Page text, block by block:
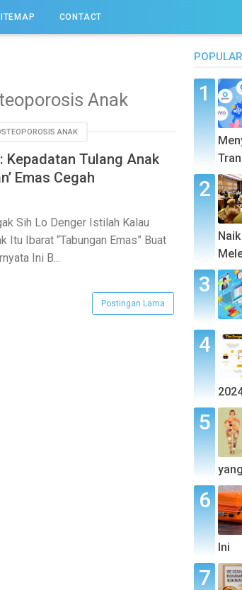
CONTACT
Anak
ANAK
Kepadatan Tulang Anak
Emas Cegah
Sih Lo Denger Istilah Kalau
Itu Ibarat “Tabungan Emas” Buat
Ini B...
Postingan Lama
Ini